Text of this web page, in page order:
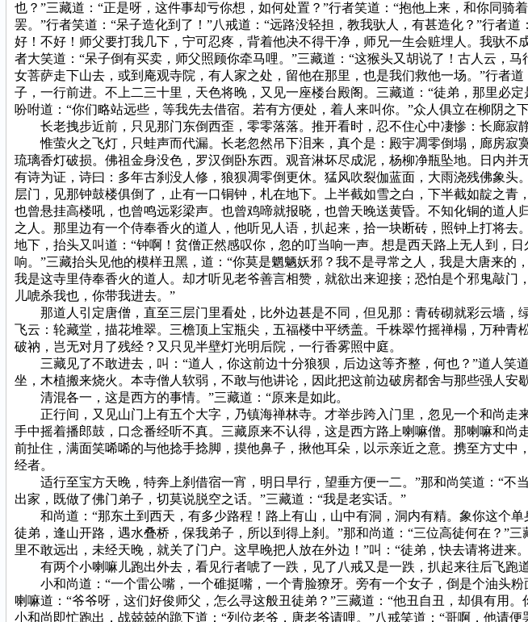
也？”三藏道：“正是呀，这件事却亏你想，如何处置？”行者笑道：“抱他上来，和你同
罢。”行者笑道：“呆子造化到了！”八戒道：“远路没轻担，教我驮人，有甚造化？”行者
好！不好！师父要打我几下，宁可忍疼，背着他决不得干净，师兄一生会赃埋人。我驮
者大笑道：“呆子倒有买卖，师父照顾你牵马哩。”三藏道：“这猴头又胡说了！古人云，
女菩萨走下山去，或到庵观寺院，有人家之处，留他在那里，也是我们救他一场。”行者
子，一行前进。不上二三十里，天色将晚，又见一座楼台殿阁。三藏道：“徒弟，那里必
吩咐道：“你们略站远些，等我先去借宿。若有方便处，着人来叫你。”众人俱立在柳阴之
长老拽步近前，只见那门东倒西歪，零零落落。推开看时，忍不住心中凄惨：长廊寂
惟萤火之飞灯，只蛙声而代漏。长老忽然吊下泪来，真个是：殿宇凋零倒塌，廊房寂
琉璃香灯破损。佛祖金身没色，罗汉倒卧东西。观音淋坏尽成泥，杨柳净瓶坠地。日内
有诗为证，诗曰：多年古刹没人修，狼狈凋零倒更休。猛风吹裂伽蓝面，大雨浇残佛象
层门，见那钟鼓楼俱倒了，止有一口铜钟，札在地下。上半截如雪之白，下半截如靛之
也曾悬挂高楼吼，也曾鸣远彩梁声。也曾鸡啼就报晓，也曾天晚送黄昏。不知化铜的道
之人。那里边有一个侍奉香火的道人，他听见人语，扒起来，拾一块断砖，照钟上打将
地下，抬头又叫道：“钟啊！贫僧正然感叹你，忽的叮当响一声。想是西天路上无人到，
响。”三藏抬头见他的模样丑黑，道：“你莫是魍魉妖邪？我不是寻常之人，我是大唐来
我是这寺里侍奉香火的道人。却才听见老爷善言相赞，就欲出来迎接；恐怕是个邪鬼敲
儿唬杀我也，你带我进去。”
那道人引定唐僧，直至三层门里看处，比外边甚是不同，但见那：青砖砌就彩云墙，
飞云：轮藏堂，描花堆翠。三檐顶上宝瓶尖，五福楼中平绣盖。千株翠竹摇禅榻，万种
破衲，岂无对月了残经？又只见半壁灯光明后院，一行香雾照中庭。
三藏见了不敢进去，叫：“道人，你这前边十分狼狈，后边这等齐整，何也？”道人笑
坐，木植搬来烧火。本寺僧人软弱，不敢与他讲论，因此把这前边破房都舍与那些强人安
清混各一，这是西方的事情。”三藏道：“原来是如此。
正行间，又见山门上有五个大字，乃镇海禅林寺。才举步跨入门里，忽见一个和尚走
手中摇着播郎鼓，口念番经听不真。三藏原来不认得，这是西方路上喇嘛僧。那喇嘛和
前扯住，满面笑唏唏的与他捻手捻脚，摸他鼻子，揪他耳朵，以示亲近之意。携至方丈
经者。
适行至宝方天晚，特奔上刹借宿一宵，明日早行，望垂方便一二。”那和尚笑道：“不
出家，既做了佛门弟子，切莫说脱空之话。”三藏道：“我是老实话。”
和尚道：“那东土到西天，有多少路程！路上有山，山中有洞，洞内有精。象你这个单
徒弟，逢山开路，遇水叠桥，保我弟子，所以到得上刹。”那和尚道：“三位高徒何在？”
里不敢远出，未经天晚，就关了门户。这早晚把人放在外边！”叫：“徒弟，快去请将进来
有两个小喇嘛儿跑出外去，看见行者唬了一跌，见了八戒又是一跌，扒起来往后飞跑
小和尚道：“一个雷公嘴，一个碓挺嘴，一个青脸獠牙。旁有一个女子，倒是个油头粉
喇嘛道：“爷爷呀，这们好俊师父，怎么寻这般丑徒弟？”三藏道：“他丑自丑，却俱有用
小和尚即忙跑出，战兢兢的跪下道：“列位老爷，唐老爷请哩。”八戒笑道：“哥啊，他请